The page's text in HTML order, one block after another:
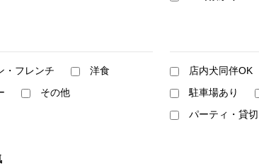
・フレンチ
洋食
その他
店内犬同伴OK
駐車場あり
パーティ・貸切